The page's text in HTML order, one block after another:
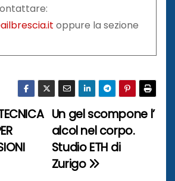
oppure la sezione
Un gel scompone l’
alcol nel corpo.
Studio ETH di
Zurigo